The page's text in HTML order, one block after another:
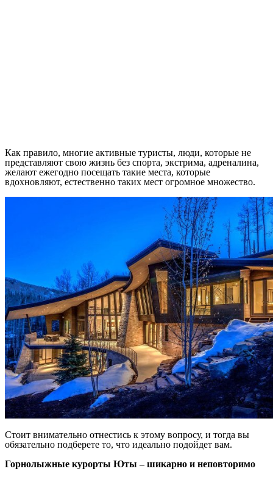
Как правило, многие активные туристы, люди, которые не
представляют свою жизнь без спорта, экстрима, адреналина,
желают ежегодно посещать такие места, которые
вдохновляют, естественно таких мест огромное множество.
Стоит внимательно отнестись к этому вопросу, и тогда вы
обязательно подберете то, что идеально подойдет вам.
Горнолыжные курорты Юты – шикарно и неповторимо